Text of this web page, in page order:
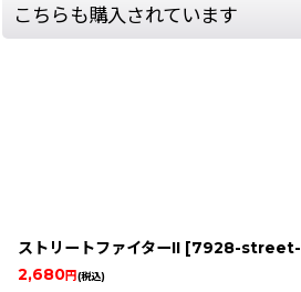
こちらも購入されています
ストリートファイターII [7928-street-fighter-game-boy
2,680円(税込)